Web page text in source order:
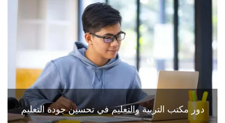
دور مكتب التربية والتعليم في تحسين جودة التعليم